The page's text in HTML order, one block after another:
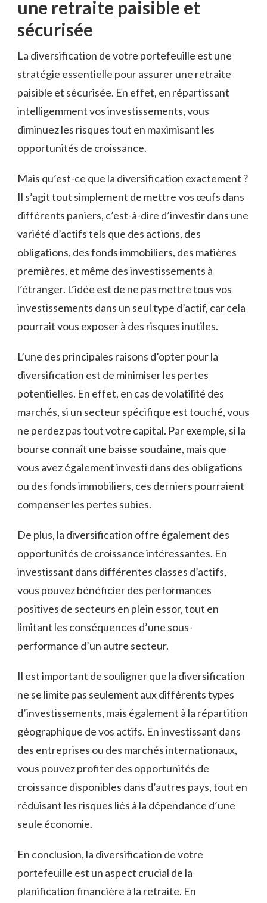
une retraite paisible et
sécurisée
La diversification ⁤de votre⁤ portefeuille est une
⁤stratégie essentielle⁣ pour ​assurer ⁢une retraite
paisible et sécurisée.‍ En effet, ⁢en répartissant⁢
intelligemment vos investissements, ‍vous‍
diminuez les risques tout en maximisant les
opportunités ‌de croissance.
Mais qu’est-ce que la diversification exactement ?
Il s’agit tout⁢ simplement de mettre vos ⁣œufs dans
différents paniers, c’est-à-dire d’investir dans une
variété d’actifs tels que des ‍actions, des
obligations, des fonds immobiliers, des matières
premières,⁣ et même des investissements‌ à
⁤l’étranger. L’idée est ‍de ne⁢ pas mettre ⁢tous vos
investissements ​dans un seul type d’actif, ‌car cela
pourrait⁢ vous exposer à des risques inutiles.
L’une des principales​ raisons d’opter pour la
diversification est de minimiser les pertes
potentielles.​ En effet, en cas de volatilité ‍des
⁤marchés, si ‍un secteur spécifique est ⁢touché,⁣ vous
ne‌ perdez pas ⁢tout votre⁤ capital. Par exemple, si ​la‌
bourse ​connaît une baisse soudaine,​ mais ⁣que
vous avez également investi dans des obligations⁤
ou des fonds ⁢immobiliers, ces derniers pourraient
compenser‌ les ⁢pertes subies.
De​ plus, la diversification offre également des
opportunités de croissance ⁤intéressantes.​ En
⁣investissant dans différentes⁢ classes d’actifs,
vous ‍pouvez bénéficier des performances
positives de secteurs en ‍plein essor, tout‌ en
limitant⁢ les conséquences d’une⁢ sous-
performance d’un autre ​secteur.
Il est important⁣ de souligner⁤ que la diversification
ne se limite‌ pas ‌seulement⁣ aux différents types
d’investissements, mais également à la répartition
géographique de vos actifs. En investissant dans‍
des entreprises ou⁣ des marchés internationaux,
vous pouvez‍ profiter ⁢des opportunités de
croissance ​disponibles dans d’autres pays, tout en
réduisant les risques​ liés à ‍la dépendance d’une
seule économie.
En conclusion,‌ la⁢ diversification⁣ de votre
portefeuille⁣ est un aspect crucial de la​
planification financière à la retraite. ​En